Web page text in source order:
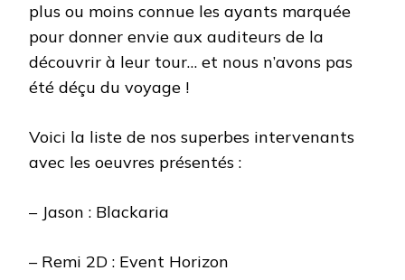
plus ou moins connue les ayants marquée
pour donner envie aux auditeurs de la
découvrir à leur tour… et nous n’avons pas
été déçu du voyage !
Voici la liste de nos superbes intervenants
avec les oeuvres présentés :
– Jason : Blackaria
– Remi 2D : Event Horizon